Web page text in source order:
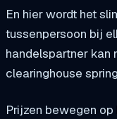
En hier wordt het
tussenpersoon bij
handelspartner kan
clearinghouse
Prijzen bewegen